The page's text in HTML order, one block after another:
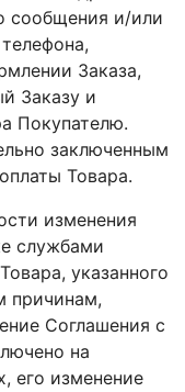
сообщения и/или
Заказа,
Заказу и
Покупателю.
заключенным
Товара.
изменения
службами
указанного
причинам,
Соглашения с
на
его изменение